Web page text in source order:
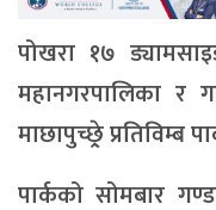
पोखरा १७
महानगरपालिका र
माछापुच्छ्रे् प्रतिविम्ब
पार्कको सोमबार